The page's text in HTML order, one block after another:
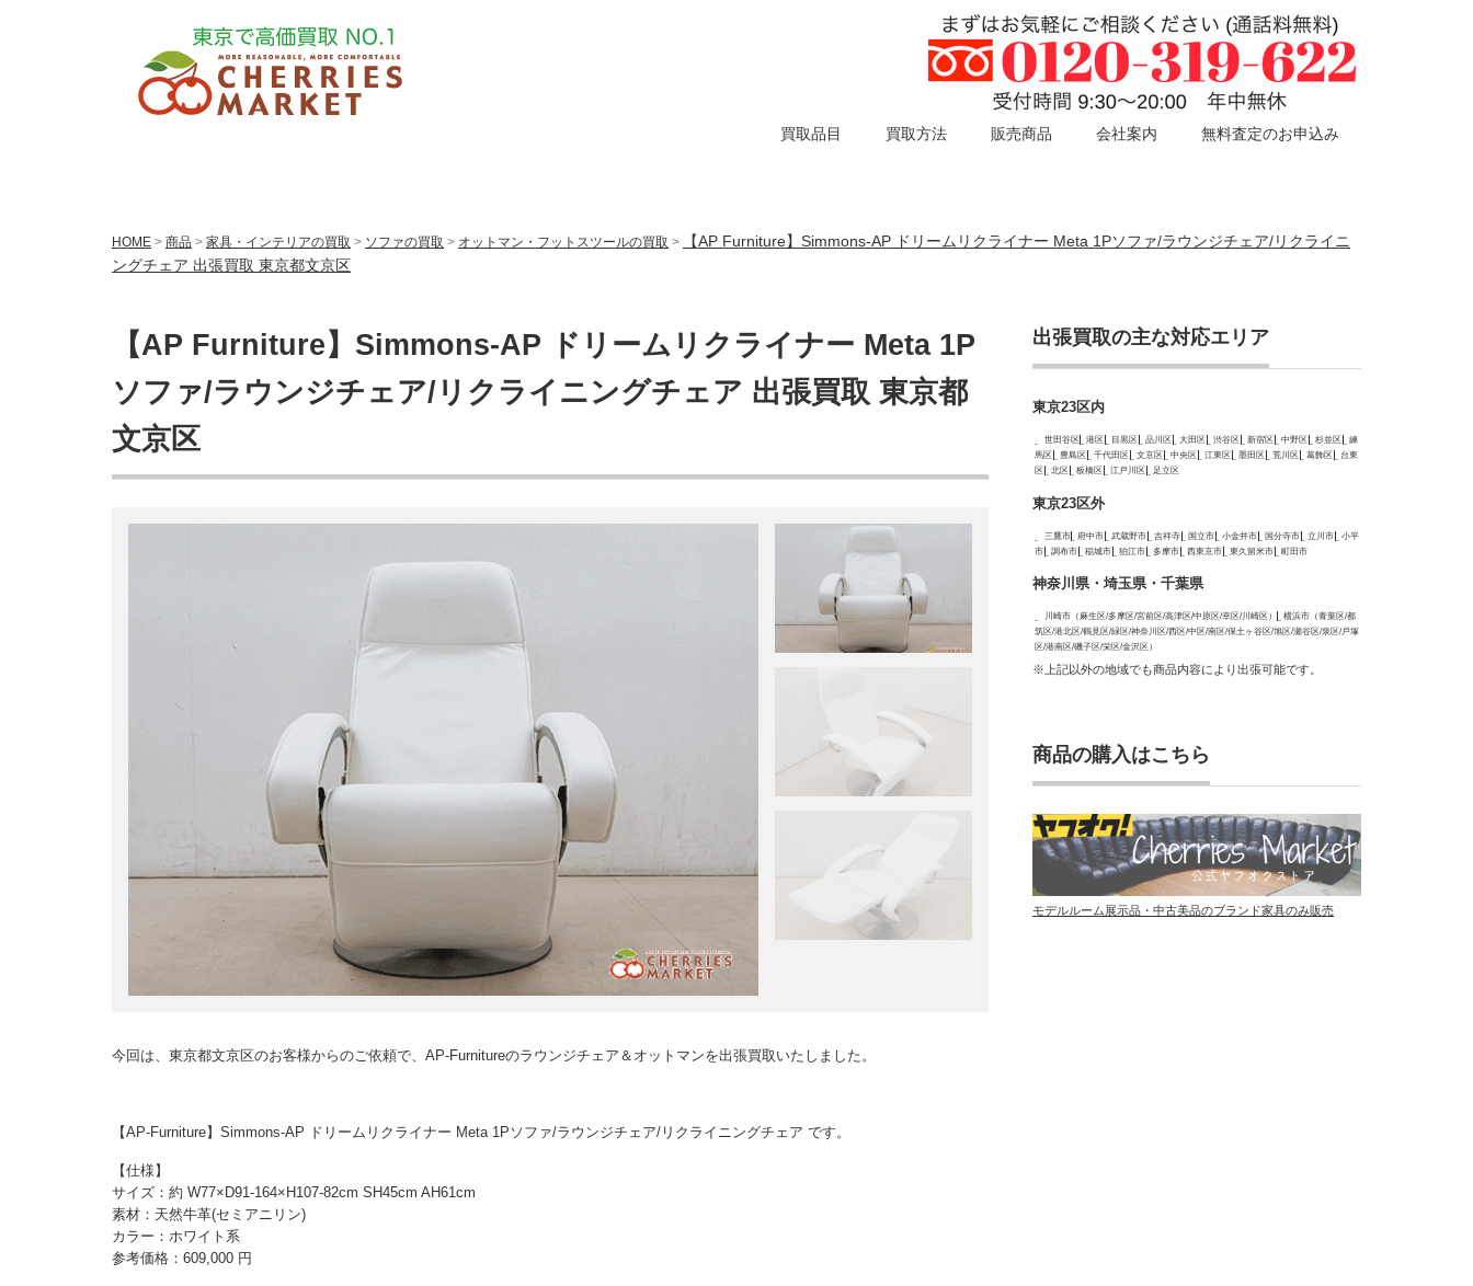
買取品目 買取方法 販売商品 会社案内 無料査定のお申込み
HOME > 商品 > 家具・インテリアの買取 > ソファの買取 > オットマン・フットスツールの買取 >
【AP Furniture】Simmons-AP ドリームリクライナー Meta 1Pソファ/ラウンジチェア/リクライニ
ングチェア 出張買取 東京都文京区
【AP Furniture】Simmons-AP ドリームリクライナー Meta 1P
ソファ/ラウンジチェア/リクライニングチェア 出張買取 東京都
文京区
今回は、東京都文京区のお客様からのご依頼で、AP-Furnitureのラウンジチェア＆オットマンを出張買取いたしました。
【AP-Furniture】Simmons-AP ドリームリクライナー Meta 1Pソファ/ラウンジチェア/リクライニングチェア です。
【仕様】
サイズ：約 W77×D91-164×H107-82cm SH45cm AH61cm
素材：天然牛革(セミアニリン)
カラー：ホワイト系
参考価格：609,000 円
出張買取の主な対応エリア
東京23区内
世田谷区 港区 目黒区 品川区 大田区 渋谷区 新宿区 中野区 杉並区
練
馬区
豊島区 千代田区 文京区 中央区 江東区 墨田区 荒川区 葛飾区
台東
区
北区 板橋区 江戸川区 足立区
東京23区外
三鷹市 府中市 武蔵野市 吉祥寺 国立市 小金井市 国分寺市 立川市
小平
市
調布市 稲城市 狛江市 多摩市 西東京市 東久留米市 町田市
神奈川県・埼玉県・千葉県
川崎市（麻生区/多摩区/宮前区/高津区/中原区/幸区/川崎区）
横浜市（青葉区/都
筑区/港北区/鶴見区/緑区/神奈川区/西区/中区/南区/保土ヶ谷区/旭区/瀬谷区/泉区/戸塚
区/港南区/磯子区/栄区/金沢区）
※上記以外の地域でも商品内容により出張可能です。
商品の購入はこちら
モデルルーム展示品・中古美品のブランド家具のみ販売